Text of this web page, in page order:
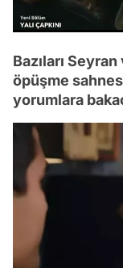
0:00
Bazıları
öpüşme
yorumlara